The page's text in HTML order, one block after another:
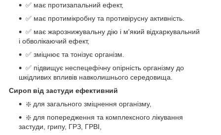
✅ має протизапальний ефект,
✅ має протимікробну та противірусну активність.
✅ має жарознижувальну дію і м'який відхаркувальний
і обволікаючий ефект,
✅ зміцнює та тонізує організм.
✅ підвищує неспецефічну опірність організму до
шкідливих впливів навколишнього середовища.
Сироп від застуди ефективний
❇️ для загального зміцнення організму,
❇️ для попередження та комплексного лікування
застуди, грипу, ГРЗ, ГРВІ,